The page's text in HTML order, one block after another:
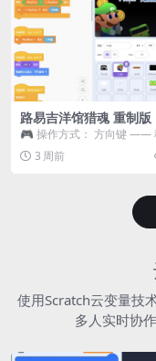
路易吉洋馆猎魂 重制版
🎮 操作方式： 方向键 ——
跳跃 空格 —— 打开宝箱 将
3 周前
使用Scratch云变量技
多人实时协